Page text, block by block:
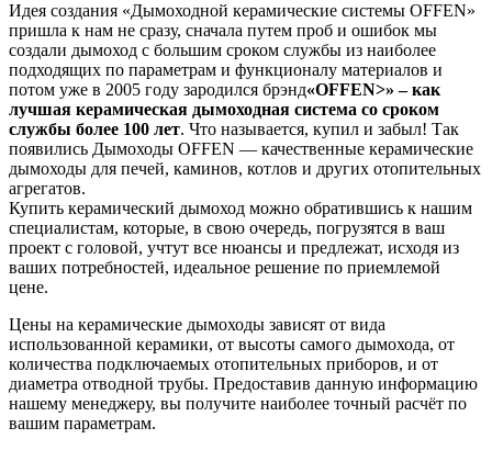
Идея создания «Дымоходной керамические системы OFFEN»
пришла к нам не сразу, сначала путем проб и ошибок мы
создали дымоход с большим сроком службы из наиболее
подходящих по параметрам и функционалу материалов и
потом уже в 2005 году зародился брэнд«OFFEN>» – как
лучшая керамическая дымоходная система со сроком
службы более 100 лет. Что называется, купил и забыл! Так
появились Дымоходы OFFEN — качественные керамические
дымоходы для печей, каминов, котлов и других отопительных
агрегатов.
Купить керамический дымоход можно обратившись к нашим
специалистам, которые, в свою очередь, погрузятся в ваш
проект с головой, учтут все нюансы и предлежат, исходя из
ваших потребностей, идеальное решение по приемлемой
цене.
Цены на керамические дымоходы зависят от вида
использованной керамики, от высоты самого дымохода, от
количества подключаемых отопительных приборов, и от
диаметра отводной трубы. Предоставив данную информацию
нашему менеджеру, вы получите наиболее точный расчёт по
вашим параметрам.